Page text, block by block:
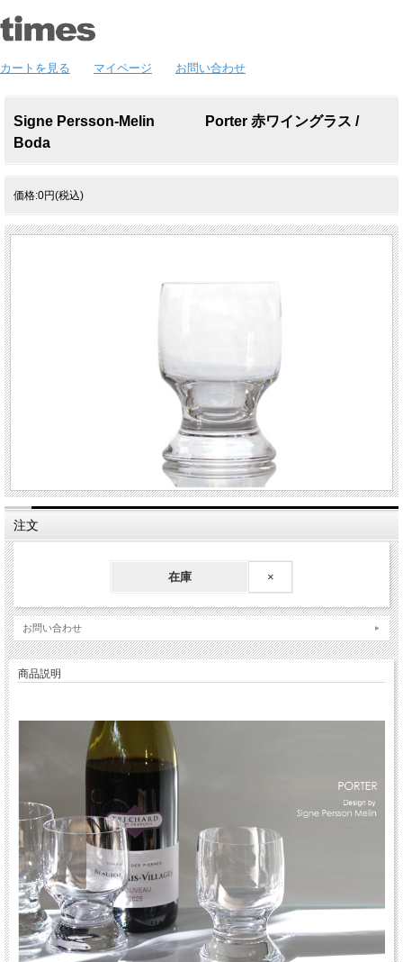
カートを見る マイページ お問い合わせ
Signe Persson-Melin Porter 赤ワイングラス /
Boda
価格:0円(税込)
注文
在庫 ×
お問い合わせ
商品説明